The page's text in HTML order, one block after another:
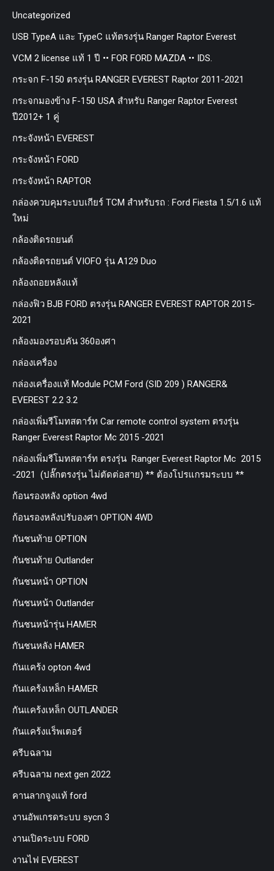
Uncategorized
USB TypeA และ TypeC แท้ตรงรุ่น Ranger Raptor Everest
VCM 2 license แท้ 1 ปี •• FOR FORD MAZDA •• IDS.
กระจก F-150 ตรงรุ่น RANGER EVEREST Raptor 2011-2021
กระจกมองข้าง F-150 USA สำหรับ Ranger Raptor Everest
ปี2012+ 1 คู่
กระจังหน้า EVEREST
กระจังหน้า FORD
กระจังหน้า RAPTOR
กล่องควบคุมระบบเกียร์ TCM สำหรับรถ : Ford Fiesta 1.5/1.6 แท้
ใหม่
กล้องติดรถยนต์
กล้องติดรถยนต์ VIOFO รุ่น A129 Duo
กล้องถอยหลังแท้
กล่องฟิว BJB FORD ตรงรุ่น RANGER EVEREST RAPTOR 2015-
2021
กล้องมองรอบคัน 360องศา
กล่องเครื่อง
กล่องเครื่องแท้ Module PCM Ford (SID 209 ) RANGER&
EVEREST 2.2 3.2
กล่องเพิ่มรีโมทสตาร์ท Car remote control system ตรงรุ่น
Ranger Everest Raptor Mc 2015 -2021
กล่องเพิ่มรีโมทสตาร์ท ตรงรุ่น Ranger Everest Raptor Mc 2015
-2021 (ปลั๊กตรงรุ่น ไม่ตัดต่อสาย) ** ต้องโปรแกรมระบบ **
ก้อนรองหลัง option 4wd
ก้อนรองหลังปรับองศา OPTION 4WD
กันชนท้าย OPTION
กันชนท้าย Outlander
กันชนหน้า OPTION
กันชนหน้า Outlander
กันชนหน้ารุ่น HAMER
กันชนหลัง HAMER
กันแคร้ง opton 4wd
กันแคร้งเหล็ก HAMER
กันแคร้งเหล็ก OUTLANDER
กันแคร้งแร็พเตอร์
ครีบฉลาม
ครีบฉลาม next gen 2022
คานลากจูงแท้ ford
งานอัพเกรดระบบ sycn 3
งานเปิดระบบ FORD
งานไฟ EVEREST